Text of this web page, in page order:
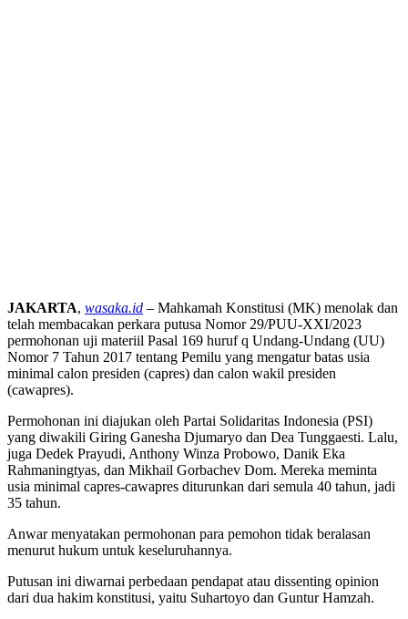
JAKARTA, wasaka.id – Mahkamah Konstitusi (MK) menolak dan
telah membacakan perkara putusa Nomor 29/PUU-XXI/2023
permohonan uji materiil Pasal 169 huruf q Undang-Undang (UU)
Nomor 7 Tahun 2017 tentang Pemilu yang mengatur batas usia
minimal calon presiden (capres) dan calon wakil presiden
(cawapres).
Permohonan ini diajukan oleh Partai Solidaritas Indonesia (PSI)
yang diwakili Giring Ganesha Djumaryo dan Dea Tunggaesti. Lalu,
juga Dedek Prayudi, Anthony Winza Probowo, Danik Eka
Rahmaningtyas, dan Mikhail Gorbachev Dom. Mereka meminta
usia minimal capres-cawapres diturunkan dari semula 40 tahun, jadi
35 tahun.
Anwar menyatakan permohonan para pemohon tidak beralasan
menurut hukum untuk keseluruhannya.
Putusan ini diwarnai perbedaan pendapat atau dissenting opinion
dari dua hakim konstitusi, yaitu Suhartoyo dan Guntur Hamzah.